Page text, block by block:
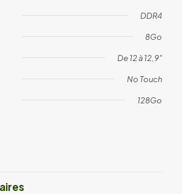
DDR4
8Go
De 12 à 12,9"
No Touch
128Go
Laptop SE (1867)”